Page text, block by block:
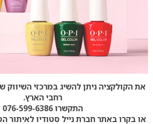
את הקולקציה ניתן להשיג במרכזי השיווק
רחבי הארץ.
התקשרו076-599-6386
או בקרו באתר חברת נייל סטודיולאיתור